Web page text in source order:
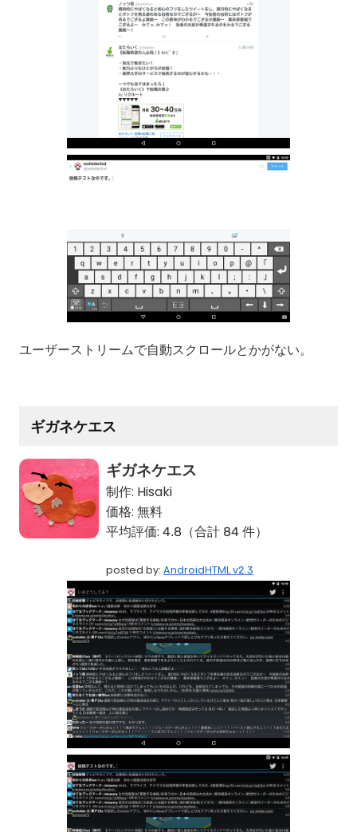
ユーザーストリームで自動スクロールとかがない。
ギガネケエス
ギガネケエス
制作: Hisaki
価格: 無料
平均評価: 4.8（合計 84 件）
posted by: AndroidHTML v2.3